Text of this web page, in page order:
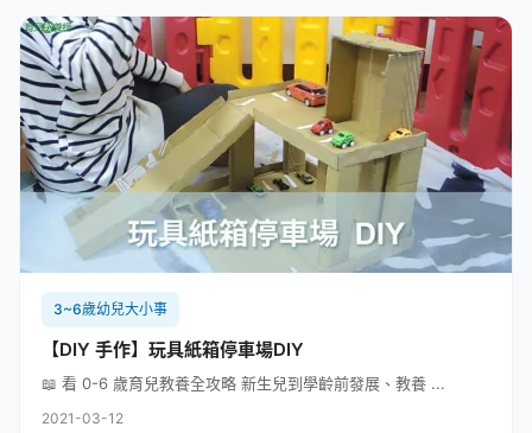
3~6歲幼兒大小事
【DIY 手作】玩具紙箱停車場DIY
📖 看 0-6 歲育兒教養全攻略 新生兒到學齡前發展、教養 ...
2021-03-12